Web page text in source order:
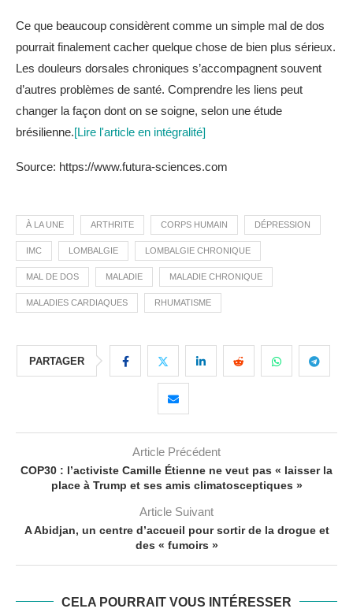
Ce que beaucoup considèrent comme un simple mal de dos
pourrait finalement cacher quelque chose de bien plus sérieux.
Les douleurs dorsales chroniques s’accompagnent souvent
d’autres problèmes de santé. Comprendre les liens peut
changer la façon dont on se soigne, selon une étude
brésilienne.[Lire l'article en intégralité]
Source: https://www.futura-sciences.com
À LA UNE ARTHRITE CORPS HUMAIN DÉPRESSION
IMC LOMBALGIE LOMBALGIE CHRONIQUE
MAL DE DOS MALADIE MALADIE CHRONIQUE
MALADIES CARDIAQUES RHUMATISME
PARTAGER
Article Précédent
COP30 : l’activiste Camille Étienne ne veut pas « laisser la
place à Trump et ses amis climatosceptiques »
Article Suivant
A Abidjan, un centre d’accueil pour sortir de la drogue et
des « fumoirs »
CELA POURRAIT VOUS INTÉRESSER